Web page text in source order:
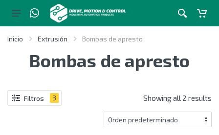
Inicio Extrusión Bombas de apresto
Bombas de apresto
Filtros 3 Showing all 2 results